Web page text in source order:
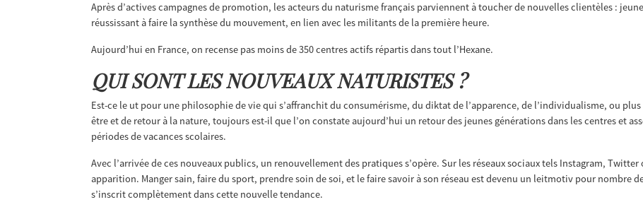
Après d’actives campagnes de promotion, les acteurs du naturisme français parviennent à toucher de nouvelles clientèles :
réussissant à faire la synthèse du mouvement, en lien avec les militants de la première heure.
Aujourd’hui en France, on recense pas moins de 350 centres actifs répartis dans tout l’Hexane.
QUI SONT LES NOUVEAUX NATURISTES ?
Est-ce le ut pour une philosophie de vie qui s’affranchit du consumérisme, du diktat de l’apparence, de l’individualisme, ou
être et de retour à la nature, toujours est-il que l’on constate aujourd’hui un retour des jeunes générations dans les centres et
périodes de vacances scolaires.
Avec l’arrivée de ces nouveaux publics, un renouvellement des pratiques s’opère. Sur les réseaux sociaux tels Instagram,
apparition. Manger sain, faire du sport, prendre soin de soi, et le faire savoir à son réseau est devenu un leitmotiv pour nombre
s’inscrit complètement dans cette nouvelle tendance.